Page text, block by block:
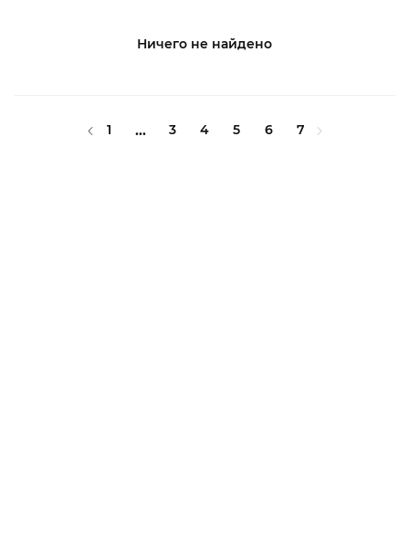
Ничего не найдено
1 ... 3 4 5 6 7